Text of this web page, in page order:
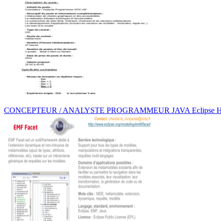
CONCEPTEUR / ANALYSTE PROGRAMMEUR JAVA Eclipse